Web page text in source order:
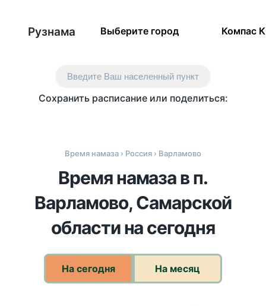
Рузнама Выберите город Компас
Введите Ваш населенный пункт
Сохранить расписание или поделиться:
Время намаза › Россия › Варламово
Время намаза в п.
Варламово, Самарской
области на сегодня
На сегодня На месяц